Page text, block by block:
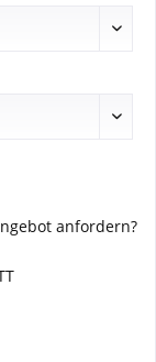
anfordern?